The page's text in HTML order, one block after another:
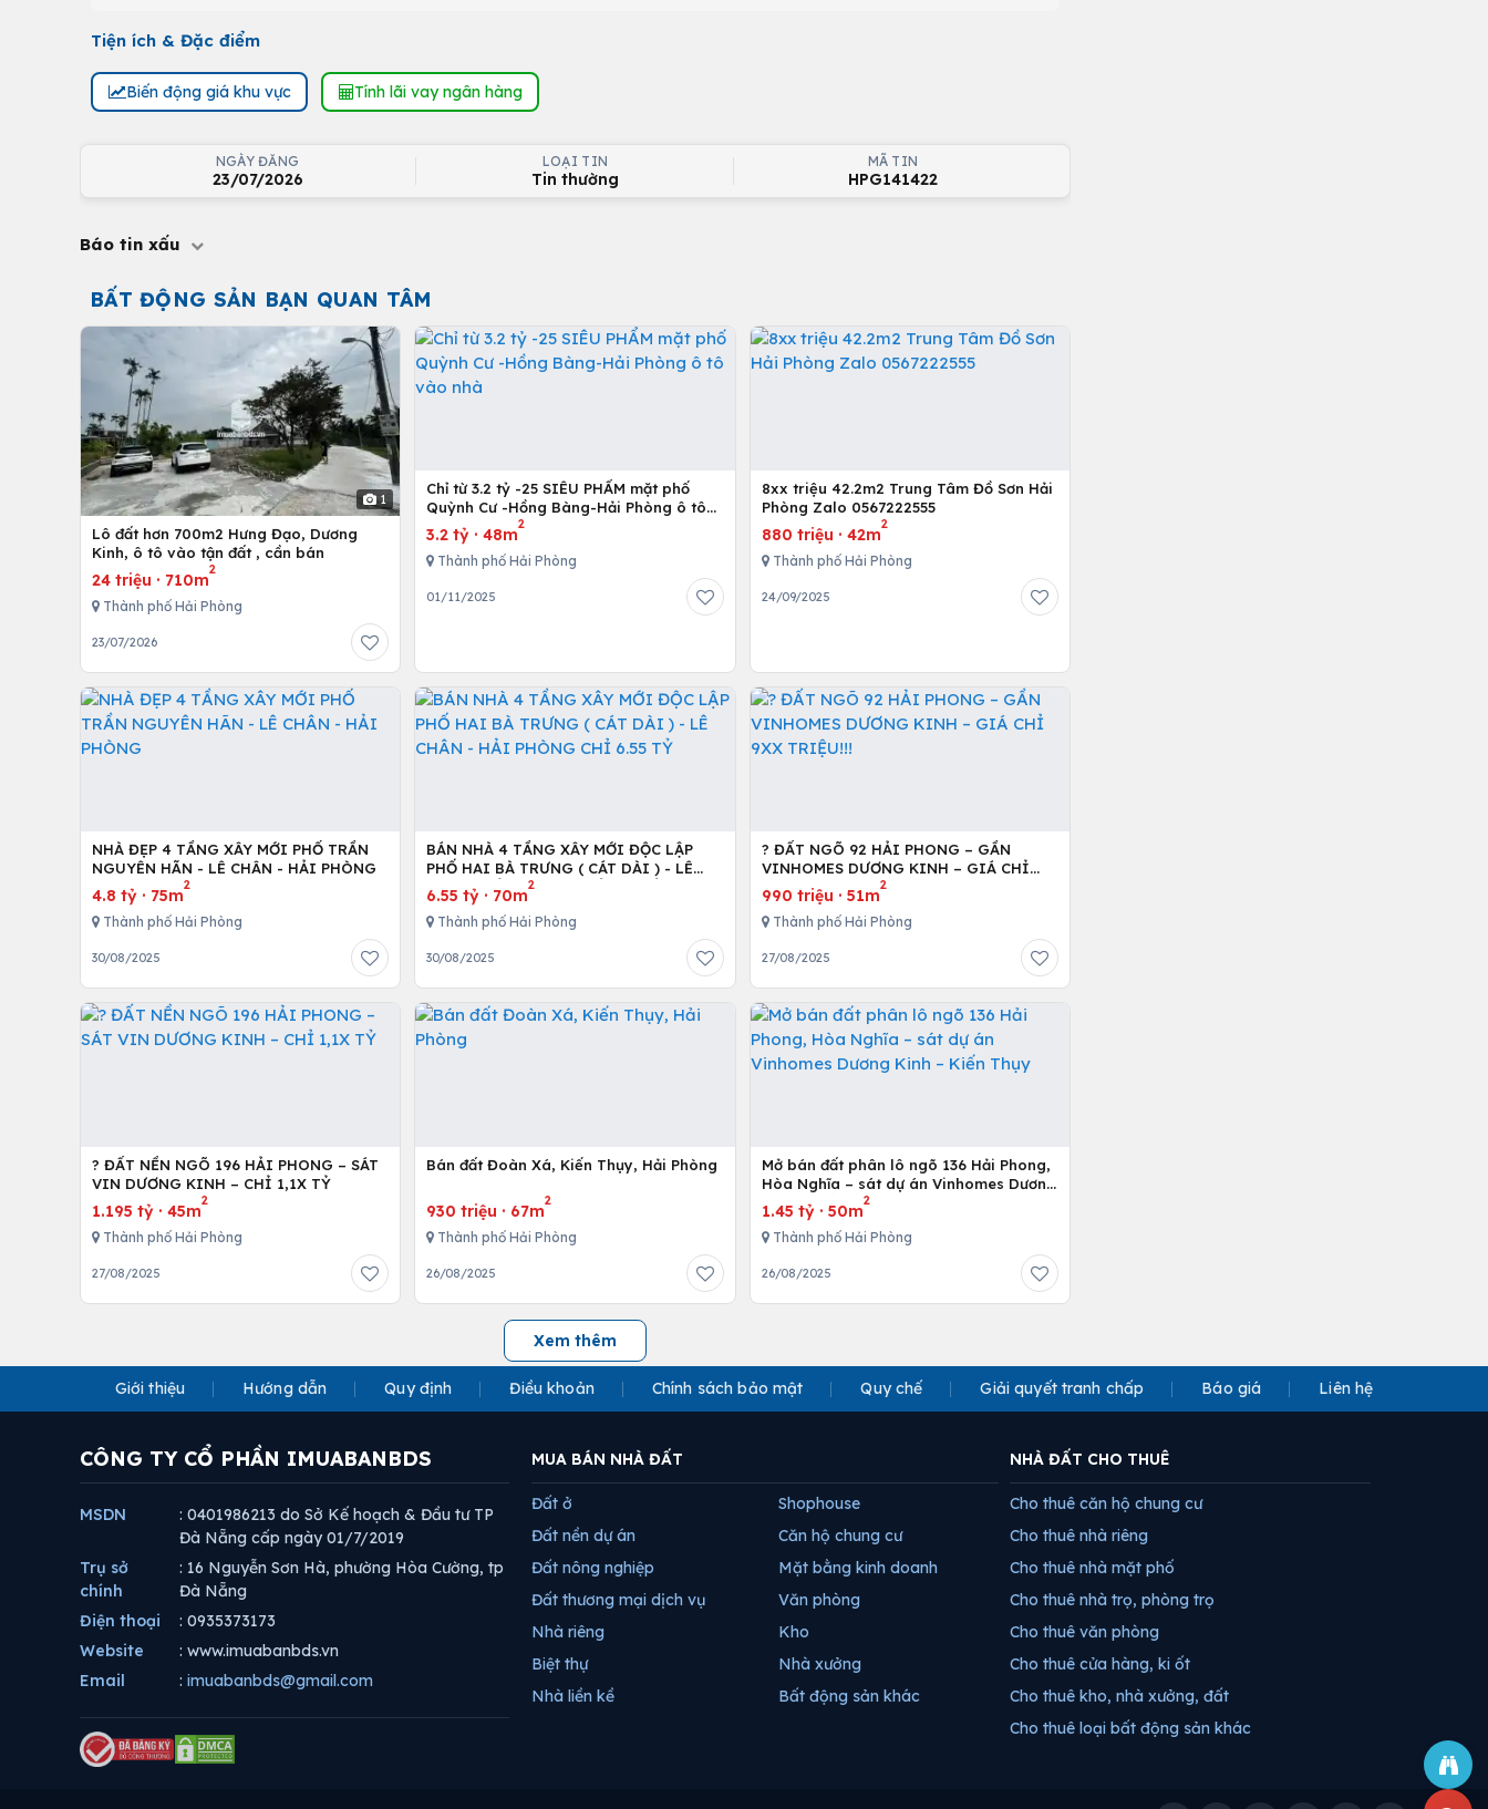
Tiện ích & Đặc điểm
Biến động giá khu vực Tính lãi vay ngân hàng
NGÀY ĐĂNG
23/07/2026
LOẠI TIN
Tin thường
MÃ TIN
HPG141422
Báo tin xấu
BẤT ĐỘNG SẢN BẠN QUAN TÂM
1
Lô đất hơn 700m2 Hưng Đạo, Dương
Kinh, ô tô vào tận đất , cần bán
24 triệu · 710m
2
Thành phố Hải Phòng
23/07/2026
Chỉ từ 3.2 tỷ -25 SIÊU PHẨM mặt phố
Quỳnh Cư -Hồng Bàng-Hải Phòng ô tô
vào nhà
3.2 tỷ ·48m
2
Thành phố Hải Phòng
01/11/2025
8xx triệu 42.2m2 Trung Tâm Đồ Sơn Hải
Phòng Zalo 0567222555
880 triệu · 42m
2
Thành phố Hải Phòng
24/09/2025
NHÀ ĐẸP 4 TẦNG XÂY MỚI PHỐ TRẦN
NGUYÊN HÃN - LÊ CHÂN - HẢI PHÒNG
4.8 tỷ · 75m
2
Thành phố Hải Phòng
30/08/2025
BÁN NHÀ 4 TẦNG XÂY MỚI ĐỘC LẬP
PHỐ HAI BÀ TRƯNG ( CÁT DÀI ) - LÊ
CHÂN - HẢI PHÒNG CHỈ 6.55 TỶ
6.55 tỷ · 70m
2
Thành phố Hải Phòng
30/08/2025
? ĐẤT NGÕ 92 HẢI PHONG – GẦN
VINHOMES DƯƠNG KINH – GIÁ CHỈ
9XX TRIỆU!!!
990 triệu · 51m
2
Thành phố Hải Phòng
27/08/2025
? ĐẤT NỀN NGÕ 196 HẢI PHONG – SÁT
VIN DƯƠNG KINH – CHỈ 1,1X TỶ
1.195 tỷ · 45m
2
Thành phố Hải Phòng
27/08/2025
Bán đất Đoàn Xá, Kiến Thụy, Hải Phòng
930 triệu · 67m
2
Thành phố Hải Phòng
26/08/2025
Mở bán đất phân lô ngõ 136 Hải Phong,
Hòa Nghĩa – sát dự án Vinhomes Dương
Kinh – Kiến Thụy
1.45 tỷ· 50m
2
Thành phố Hải Phòng
26/08/2025
Xem thêm
Giới thiệu Hướng dẫn Quy định Điều khoản Chính sách bảo mật Quy chế Giải quyết tranh chấp Báo giá Liên hệ
CÔNG TY CỔ PHẦN IMUABANBDS
MSDN
: 0401986213 do Sở Kế hoạch & Đầu tư TP
Đà Nẵng cấp ngày 01/7/2019
Trụ sở
chính
: 16 Nguyễn Sơn Hà, phường Hòa Cường, tp
Đà Nẵng
Điện thoại
: 0935373173
Website
: www.imuabanbds.vn
Email
: imuabanbds@gmail.com
MUA BÁN NHÀ ĐẤT
Đất ở
Đất nền dự án
Đất nông nghiệp
Đất thương mại dịch vụ
Nhà riêng
Biệt thự
Nhà liền kề
Shophouse
Căn hộ chung cư
Mặt bằng kinh doanh
Văn phòng
Kho
Nhà xưởng
Bất động sản khác
NHÀ ĐẤT CHO THUÊ
Cho thuê căn hộ chung cư
Cho thuê nhà riêng
Cho thuê nhà mặt phố
Cho thuê nhà trọ, phòng trọ
Cho thuê văn phòng
Cho thuê cửa hàng, ki ốt
Cho thuê kho, nhà xưởng, đất
Cho thuê loại bất động sản khác